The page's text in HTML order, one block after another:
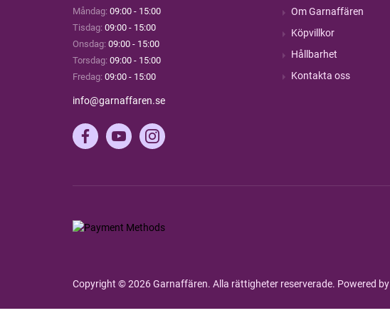
Måndag: 09:00 - 15:00
Tisdag: 09:00 - 15:00
Onsdag: 09:00 - 15:00
Torsdag: 09:00 - 15:00
Fredag: 09:00 - 15:00
info@garnaffaren.se
Om Garnaffären
Köpvillkor
Hållbarhet
Kontakta oss
Copyright © 2026 Garnaffären. Alla rättigheter reserverade. Powered by